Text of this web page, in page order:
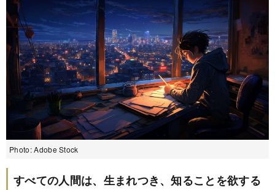
Photo: Adobe Stock
すべての人間は、生まれつき、知ることを欲する